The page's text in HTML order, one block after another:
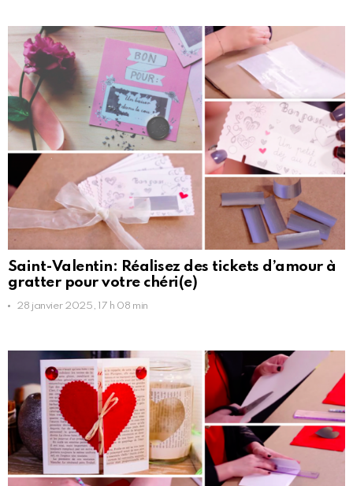
Saint-Valentin: Réalisez des tickets d’amour à
gratter pour votre chéri(e)
28 janvier 2025, 17 h 08 min